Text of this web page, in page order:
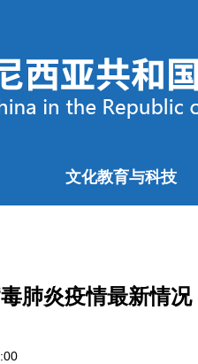
文化教育与科技
肺炎疫情最新情况